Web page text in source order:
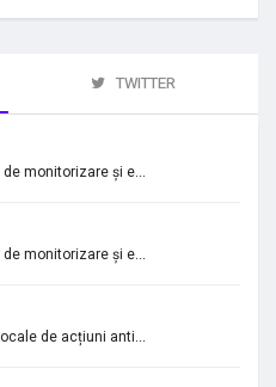
TWITTER
monitorizare și e...
monitorizare și e...
de acțiuni anti...